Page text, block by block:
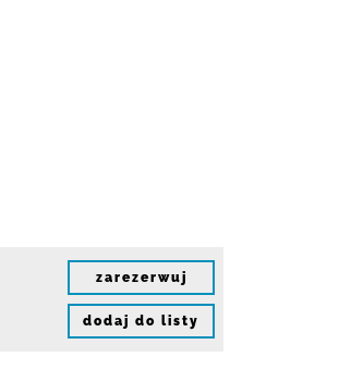
zarezerwuj
dodaj do listy